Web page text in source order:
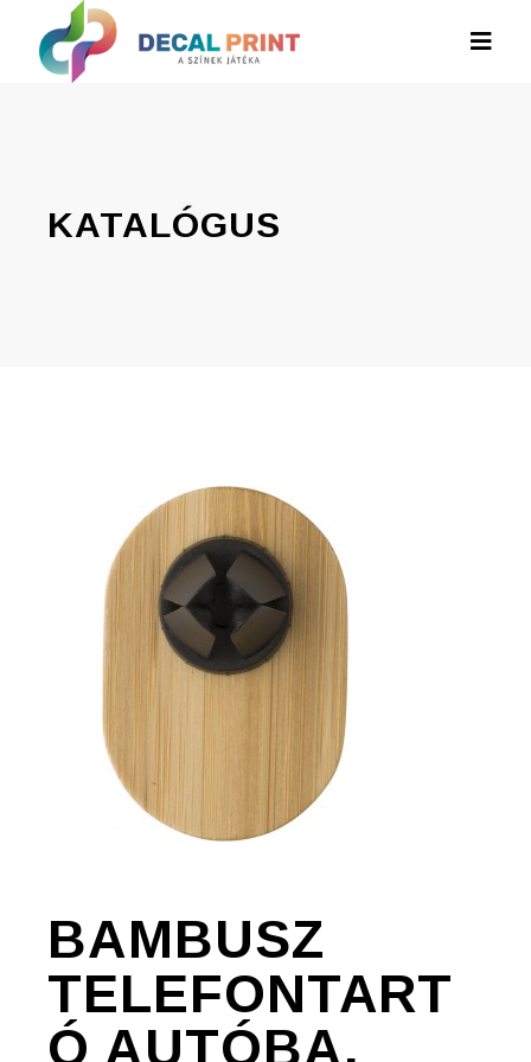
KATALÓGUS
BAMBUSZ
TELEFONTART
Ó AUTÓBA,